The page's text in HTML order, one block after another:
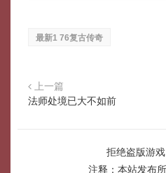
最新1 76复古传奇
上一篇
法师处境已大不如前
拒绝盗版游
注释：本站发布